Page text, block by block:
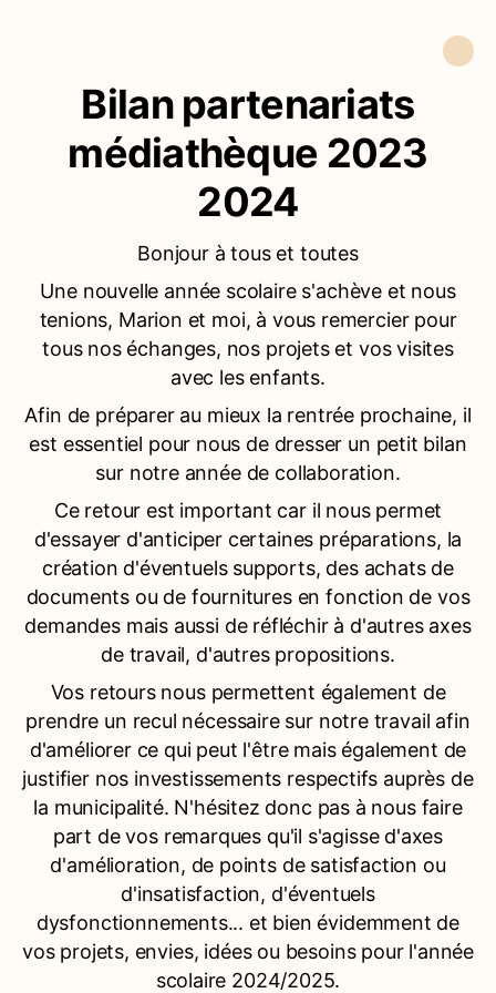
Bilan partenariats
médiathèque 2023
2024
Bonjour à tous et toutes
Une nouvelle année scolaire s'achève et nous
tenions, Marion et moi, à vous remercier pour
tous nos échanges, nos projets et vos visites
avec les enfants.
Afin de préparer au mieux la rentrée prochaine, il
est essentiel pour nous de dresser un petit bilan
sur notre année de collaboration.
Ce retour est important car il nous permet
d'essayer d'anticiper certaines préparations, la
création d'éventuels supports, des achats de
documents ou de fournitures en fonction de vos
demandes mais aussi de réfléchir à d'autres axes
de travail, d'autres propositions.
Vos retours nous permettent également de
prendre un recul nécessaire sur notre travail afin
d'améliorer ce qui peut l'être mais également de
justifier nos investissements respectifs auprès de
la municipalité. N'hésitez donc pas à nous faire
part de vos remarques qu'il s'agisse d'axes
d'amélioration, de points de satisfaction ou
d'insatisfaction, d'éventuels
dysfonctionnements... et bien évidemment de
vos projets, envies, idées ou besoins pour l'année
scolaire 2024/2025.